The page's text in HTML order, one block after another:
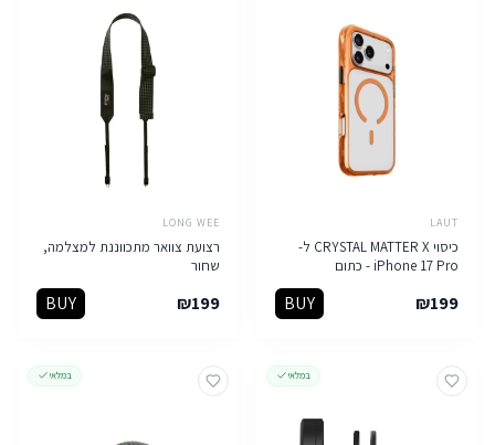
LAUT
כיסוי CRYSTAL MATTER X ל-
iPhone 17 Pro - כתום
₪199
BUY
LONG WEE
רצועת צוואר מתכווננת למצלמה,
שחור
₪199
BUY
במלאי במלאי